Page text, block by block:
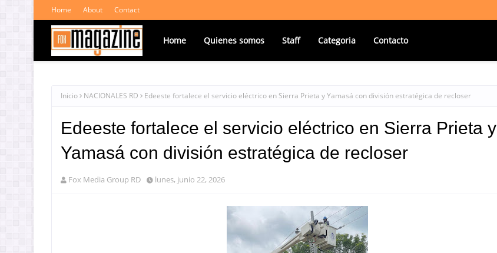
Home About Contact
Home Quienes somos Staff Categoria Contacto
Inicio NACIONALES RD Edeeste fortalece el servicio eléctrico en Sierra Prieta y Yamasá con división estratégica de recloser
Edeeste fortalece el servicio eléctrico en Sierra Prieta y
Yamasá con división estratégica de recloser
Fox Media Group RD lunes, junio 22, 2026